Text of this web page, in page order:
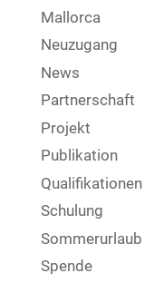
Mallorca
Neuzugang
News
Partnerschaft
Projekt
Publikation
Qualifikationen
Schulung
Sommerurlaub
Spende